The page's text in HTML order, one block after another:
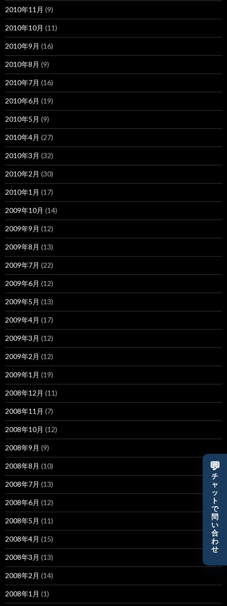
2010年11月 (9)
2010年10月 (11)
2010年9月 (16)
2010年8月 (9)
2010年7月 (16)
2010年6月 (19)
2010年5月 (9)
2010年4月 (27)
2010年3月 (32)
2010年2月 (30)
2010年1月 (17)
2009年10月 (14)
2009年9月 (12)
2009年8月 (13)
2009年7月 (22)
2009年6月 (12)
2009年5月 (13)
2009年4月 (17)
2009年3月 (12)
2009年2月 (12)
2009年1月 (19)
2008年12月 (11)
2008年11月 (7)
2008年10月 (12)
2008年9月 (9)
2008年8月 (10)
2008年7月 (13)
2008年6月 (12)
2008年5月 (11)
2008年4月 (15)
2008年3月 (13)
2008年2月 (14)
2008年1月 (1)
💬
チ
ャ
ッ
ト
で
問
い
合
わ
せ